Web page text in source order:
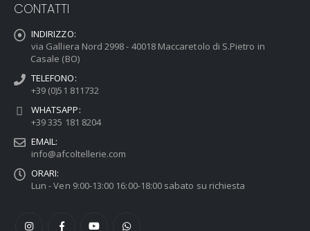
CONTATTI
INDIRIZZO:
via Galliera Nord 2998 - 40018 Maccaretolo di S.Pietro in
Casale (BO)
TELEFONO:
+39 (0)51 811732
WHATSAPP:
+39 335 181 8204
EMAIL:
info@afcoltellerie.com
ORARI:
Lun - Ven 9:00-13:00 16:00-18:00 sabato su richiesta